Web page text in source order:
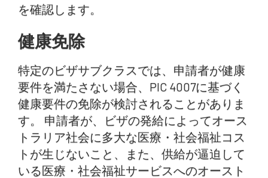
を確認します。
健康免除
特定のビザサブクラスでは、申請者が健康
要件を満たさない場合、PIC 4007に基づく
健康要件の免除が検討されることがありま
す。 申請者が、ビザの発給によってオース
トラリア社会に多大な医療・社会福祉コス
トが生じないこと、また、供給が逼迫して
いる医療・社会福祉サービスへのオースト